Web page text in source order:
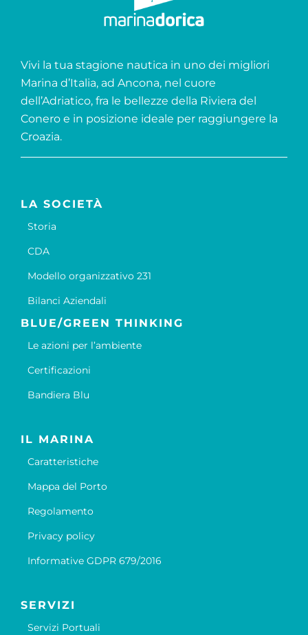
Vivi la tua stagione nautica in uno dei migliori
Marina d’Italia, ad Ancona, nel cuore
dell’Adriatico, fra le bellezze della Riviera del
Conero e in posizione ideale per raggiungere la
Croazia.
LA SOCIETÀ
Storia
CDA
Modello organizzativo 231
Bilanci Aziendali
BLUE/GREEN THINKING
Le azioni per l’ambiente
Certificazioni
Bandiera Blu
IL MARINA
Caratteristiche
Mappa del Porto
Regolamento
Privacy policy
Informative GDPR 679/2016
SERVIZI
Servizi Portuali